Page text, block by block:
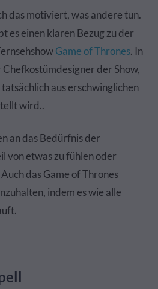
das motiviert, was andere tun.
es einen klaren Bezug zu der
Game of Thrones. In
der Show,
aus erschwinglichen
wird..
an das Bedürfnis der
von etwas zu fühlen oder
das Game of Thrones
indem es wie alle